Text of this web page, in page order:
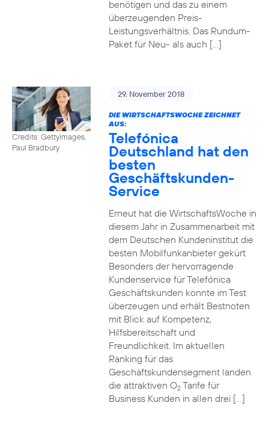
benötigen und das zu einem
überzeugenden Preis-
Leistungsverhältnis. Das Rundum-
Paket für Neu- als auch […]
Credits: Gettyimages,
Paul Bradbury
29. November 2018
DIE WIRTSCHAFTSWOCHE ZEICHNET
AUS:
Telefónica
Deutschland hat den
besten
Geschäftskunden-
Service
Erneut hat die WirtschaftsWoche in
diesem Jahr in Zusammenarbeit mit
dem Deutschen Kundeninstitut die
besten Mobilfunkanbieter gekürt.
Besonders der hervorragende
Kundenservice für Telefónica
Geschäftskunden konnte im Test
überzeugen und erhält Bestnoten
mit Blick auf Kompetenz,
Hilfsbereitschaft und
Freundlichkeit. Im aktuellen
Ranking für das
Geschäftskundensegment landen
die attraktiven O2Tarife für
Business Kunden in allen drei […]